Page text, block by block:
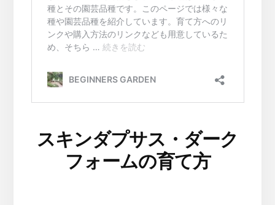
スキンダプサス・ダーク
フォームの育て方